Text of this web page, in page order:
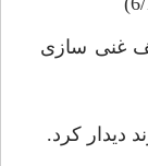
غنى سازى
ديدار كرد.